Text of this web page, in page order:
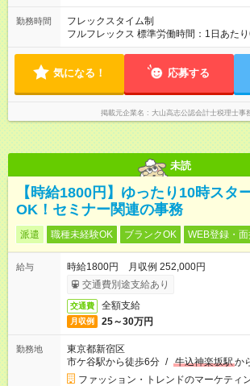
勤務時間
フレックスタイム制
フルフレックス 標準労働時間：1日あた
気になる！ 応募する
掲載元企業名 大山高志公認会計士税理士事
未読
【時給1800円】ゆったり10時スタ
OK！セミナー関連の事務
派遣 職種未経験OK ブランクOK WEB登録・
給与
時給1800円 月収例 252,000円
交通費別途支給あり
交通費 全額支給
月収例 25～30万円
勤務地
東京都新宿区
市ケ谷駅から徒歩6分 / 牛込神楽坂駅か
ファッション・トレンドのマーケティ